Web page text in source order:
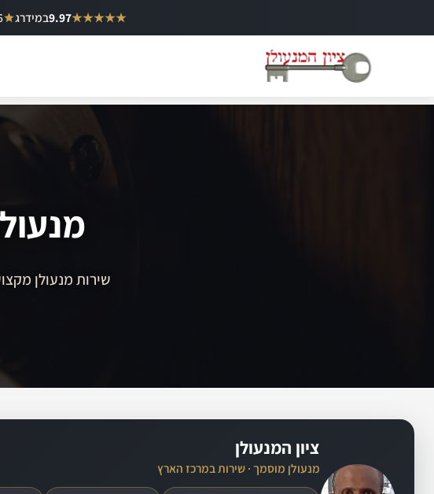
לתוכן
★★★★★
9.97במידרג 66
שירות מנעולן מקצועי,
ציון המנעולן
מנעולן מוסמך · שירות במרכז הארץ